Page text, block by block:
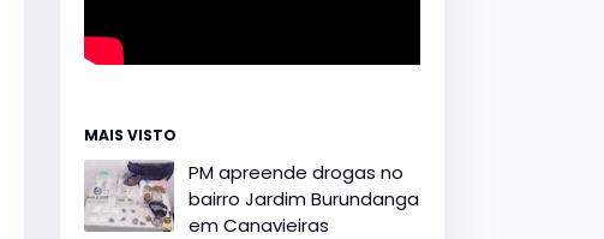
MAIS VISTO
PM apreende drogas no
bairro Jardim Burundanga
em Canavieiras